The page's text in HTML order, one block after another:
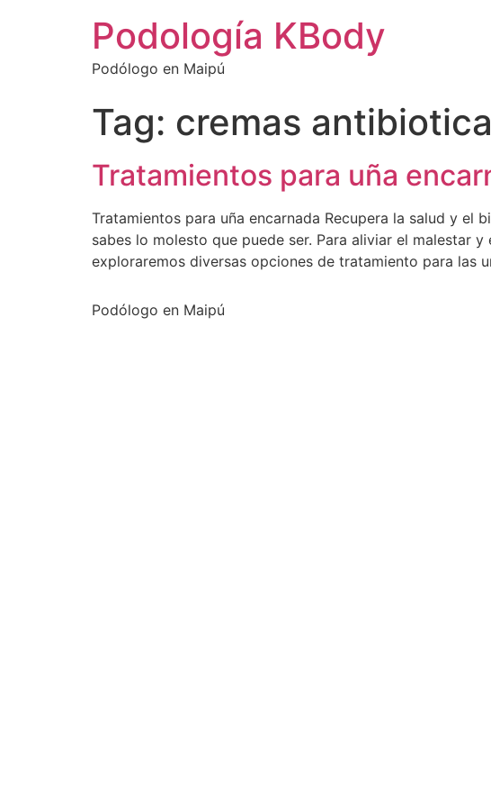
Podología KBody
Podólogo en Maipú
Tag: cremas
Tratamientos para uña
Tratamientos para uña encarnada Recupera la salud y el
sabes lo molesto que puede ser. Para aliviar el malestar
exploraremos diversas opciones de tratamiento para las
Podólogo en Maipú